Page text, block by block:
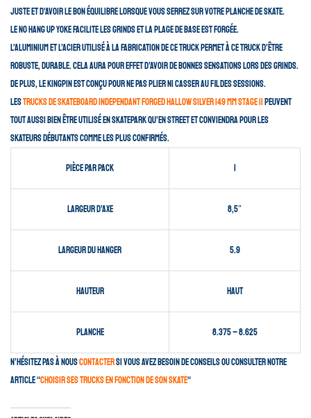
juste et d’avoir le bon équilibre lorsque vous serrez sur votre planche de skate.
Le No Hang Up Yoke facilite les grinds et la plage de base est forgée.
L’aluminium et l’acier utilisé à la fabrication de ce truck permet à ce truck d’être
robuste, durable. Cela aura pour effet d’avoir de bonnes sensations lors des grinds.
De plus, le kingpin est conçu pour ne pas plier ni casser au fil des sessions.
Lestrucks de skateboard Independant Forged Hallow Silver 149 mm Stage 11
peuvent
tout aussi bien être utilisé en skatepark qu’en street et conviendra pour les
skateurs débutants comme les plus confirmés.
Pièce par pack
Largeur d’axe 8,5″
Largeur du hanger 5.9
Hauteur Haut
Planche 8.375 – 8.625
N’hésitez pas à nouscontactersi vous avez besoin de conseils ou consulter notre
article “choisir ses trucks en fonction de son skate“